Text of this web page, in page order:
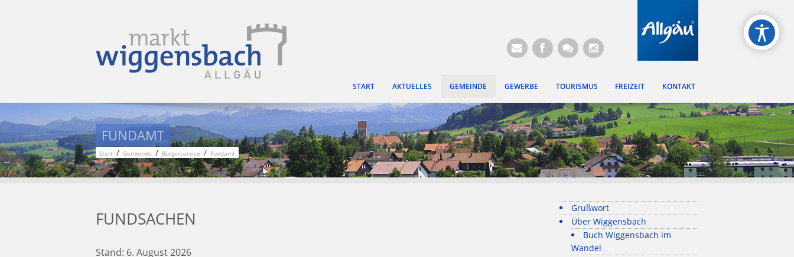
START AKTUELLES GEMEINDE GEWERBE TOURISMUS FREIZEIT KONTAKT
FUNDAMT
Start / Gemeinde / Bürgerservice / Fundamt
FUNDSACHEN
Stand: 6. August 2026
Grußwort
Über Wiggensbach
Buch Wiggensbach im
Wandel